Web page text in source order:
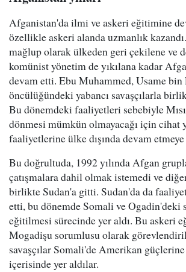
Afganistan'da ilmi ve askeri eğitimine
özellikle askeri alanda uzmanlık
mağlup olarak ülkeden geri çekilene ve
komünist yönetim de yıkılana kadar
devam etti. Ebu Muhammed, Usame
öncülüğündeki yabancı savaşçılarla
Bu dönemdeki faaliyetleri sebebiyle
dönmesi mümkün olmayacağı için cihat
faaliyetlerine ülke dışında devam
Bu doğrultuda, 1992 yılında Afgan
çatışmalara dahil olmak istemedi ve
birlikte Sudan'a gitti. Sudan'da da
etti, bu dönemde Somali ve Ogadin'deki
eğitilmesi sürecinde yer aldı. Bu askeri
Mogadişu sorumlusu olarak
savaşçılar Somali'de Amerikan
içerisinde yer aldılar.